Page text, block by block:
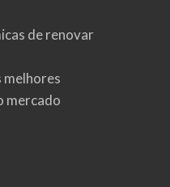
de renovar
melhores
mercado